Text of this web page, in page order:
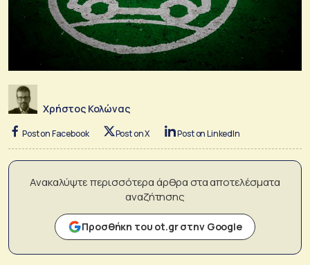
Χρήστος Κολώνας
Post on Facebook Post on X Post on LinkedIn
Ανακαλύψτε περισσότερα άρθρα στα αποτελέσματα
αναζήτησης
Προσθήκη του ot.gr στην Google